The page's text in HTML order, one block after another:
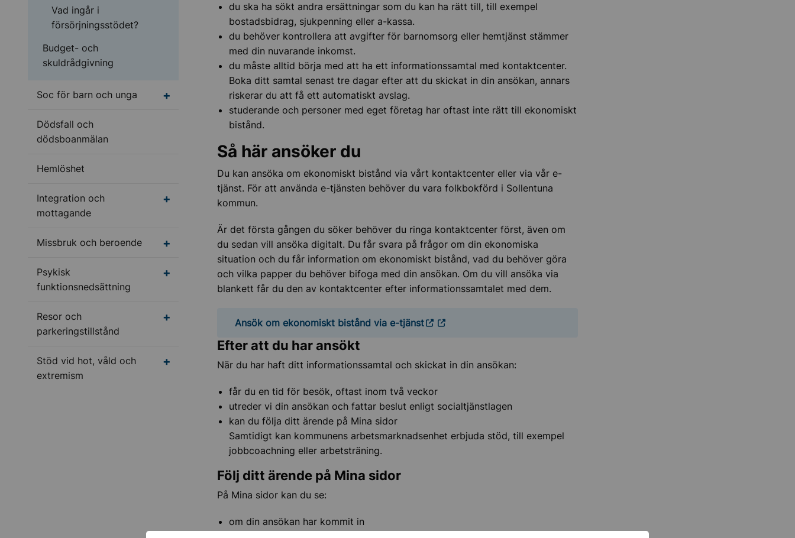
Vad ingår i
försörjningsstödet?
Budget- och
skuldrådgivning
Soc för barn och unga Undermeny för Soc för barn och unga
Dödsfall och
dödsboanmälan
Hemlöshet
Integration och
mottagande
Undermeny för Integration och mottagande
Missbruk och beroende Undermeny för Missbruk och beroende
Psykisk
funktionsnedsättning
Undermeny för Psykisk funktionsnedsättning
Resor och
parkeringstillstånd
Undermeny för Resor och parkeringstillstånd
Stöd vid hot, våld och
extremism
Undermeny för Stöd vid hot, våld och extremism
du ska ha sökt andra ersättningar som du kan ha rätt till, till exempel
bostadsbidrag, sjukpenning eller a-kassa.
du behöver kontrollera att avgifter för barnomsorg eller hemtjänst stämmer
med din nuvarande inkomst.
du måste alltid börja med att ha ett informationssamtal med kontaktcenter.
Boka ditt samtal senast tre dagar efter att du skickat in din ansökan, annars
riskerar du att få ett automatiskt avslag.
studerande och personer med eget företag har oftast inte rätt till ekonomiskt
bistånd.
Så här ansöker du
Du kan ansöka om ekonomiskt bistånd via vårt kontaktcenter eller via vår e-
tjänst. För att använda e-tjänsten behöver du vara folkbokförd i Sollentuna
kommun.
Är det första gången du söker behöver du ringa kontaktcenter först, även om
du sedan vill ansöka digitalt. Du får svara på frågor om din ekonomiska
situation och du får information om ekonomiskt bistånd, vad du behöver göra
och vilka papper du behöver bifoga med din ansökan. Om du vill ansöka via
blankett får du den av kontaktcenter efter informationssamtalet med dem.
Ansök om ekonomiskt bistånd via e-tjänst
Efter att du har ansökt
När du har haft ditt informationssamtal och skickat in din ansökan:
får du en tid för besök, oftast inom två veckor
utreder vi din ansökan och fattar beslut enligt socialtjänstlagen
kan du följa ditt ärende på Mina sidor
Samtidigt kan kommunens arbetsmarknadsenhet erbjuda stöd, till exempel
jobbcoachning eller arbetsträning.
Följ ditt ärende på Mina sidor
På Mina sidor kan du se:
om din ansökan har kommit in